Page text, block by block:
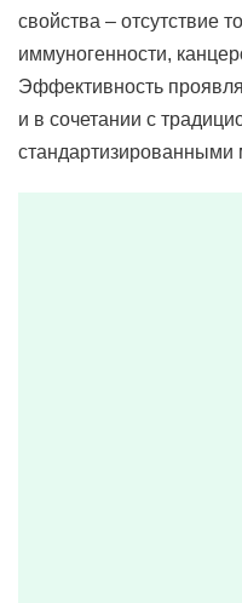
свойства – отсутствие
иммуногенности,
Эффективность
и в сочетании с
стандартизированными